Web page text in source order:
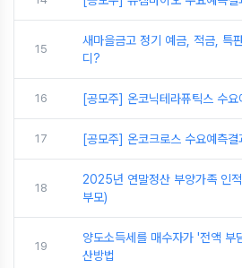
15
새마을금고 정기 예금, 적금, 특
디?
16 [공모주] 온코닉테라퓨틱스 수
17 [공모주] 온코크로스 수요예측
18
2025년 연말정산 부양가족 인
부모)
19
양도소득세를 매수자가 '전액 부
산방법